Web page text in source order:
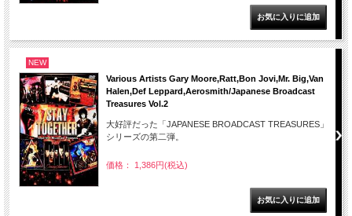
NEW
Various Artists Gary Moore,Ratt,Bon Jovi,Mr. Big,Van
Halen,Def Leppard,Aerosmith/Japanese Broadcast
Treasures Vol.2
大好評だった「JAPANESE BROADCAST TREASURES」
シリーズの第二弾。
価格： 1,386円(税込)